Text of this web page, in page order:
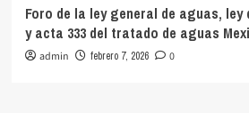
Foro de la ley general de aguas,
y acta 333 del tratado de aguas
admin febrero 7, 2026 0